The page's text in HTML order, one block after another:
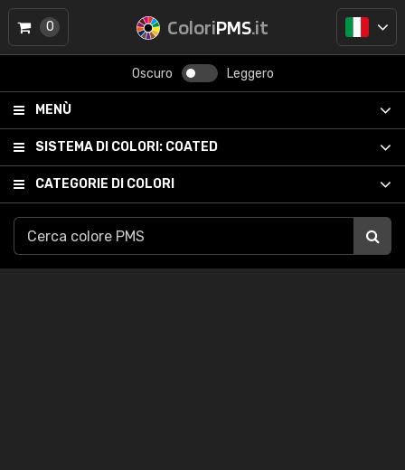
ColoriPMS.it
Oscuro Leggero
MENÙ
SISTEMA DI COLORI: COATED
CATEGORIE DI COLORI
0